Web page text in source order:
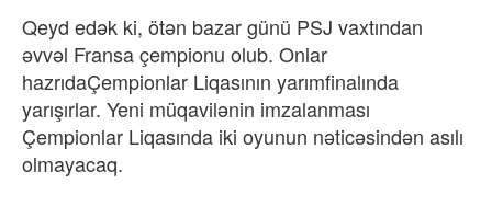
Qeyd edək ki, ötən bazar günü PSJ vaxtından
əvvəl Fransa çempionu olub. Onlar
hazrıdaÇempionlar Liqasının yarımfinalında
yarışırlar. Yeni müqavilənin imzalanması
Çempionlar Liqasında iki oyunun nəticəsindən asılı
olmayacaq.